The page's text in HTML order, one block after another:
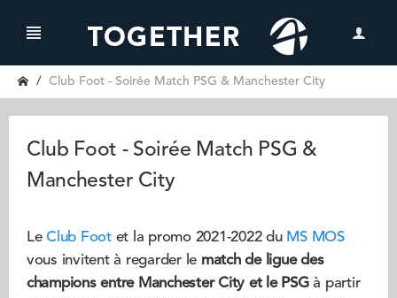
Club Foot - Soirée Match PSG & Manchester City
Club Foot - Soirée Match PSG &
Manchester City
LeClub Footet la promo 2021-2022 du MS MOS
vous invitent à regarder le match de ligue des
champions entre Manchester City et le PSGà partir